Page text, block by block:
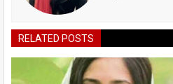
RELATED POSTS